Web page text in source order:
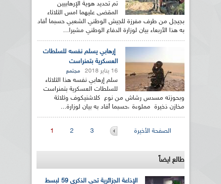
تم تحديد هوية الإرهابيين
المقضى عليهما امس الثلاثاء
بجيجل من طرف مفرزة للجيش الوطني الشعبي حسبما أفاد
به هذا الأربعاء بيان لوزارة الدفاع الوطني مشيرا...
إرهابي يسلم نفسه للسلطات
العسكرية بتمنراست
16 يناير 2018 مجتمع
سلم إرهابي نفسه هذا الثلاثاء
للسلطات العسكرية بتمنراست
وبحوزته مسدس رشاش من نوع كلاشنيكوف وثلاثة
مخازن ذخيرة مملوءة ،حسبما أفاد به بيان لوزارة...
الصفحات 1 2 3 الصفحة الأخيرة
طالع ايضاً
الإذاعة الجزائرية تحي الذكرى 59 لبسط